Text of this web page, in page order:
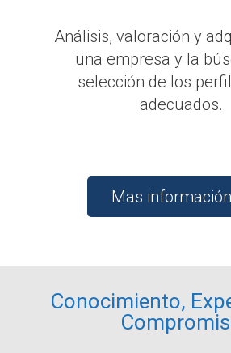
Análisis, valoración y
una empresa y la
selección de los
adecuados.
Mas información
Conocimiento,